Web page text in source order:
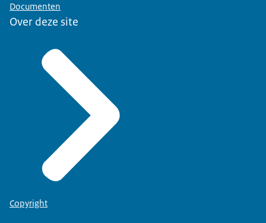
Documenten
Over deze site
Copyright